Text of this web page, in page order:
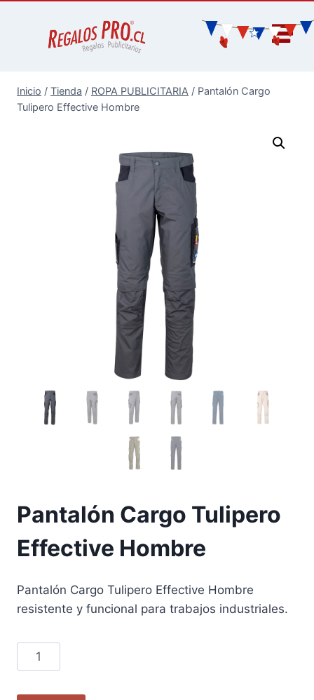
Inicio / Tienda / ROPA PUBLICITARIA / Pantalón Cargo
Tulipero Effective Hombre
Pantalón Cargo Tulipero
Effective Hombre
Pantalón Cargo Tulipero Effective Hombre
resistente y funcional para trabajos industriales.